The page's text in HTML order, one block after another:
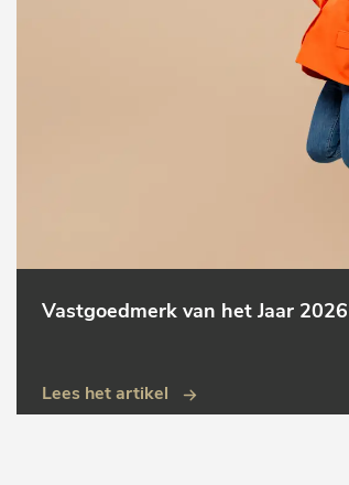
Vastgoedmerk van het Jaar 2026
Lees het artikel